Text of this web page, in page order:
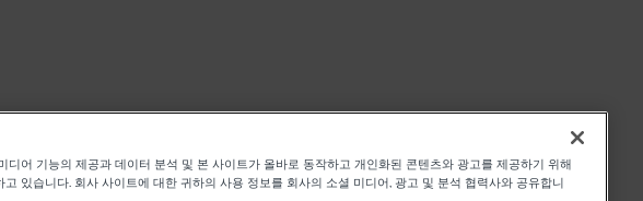
디어 기능의 제공과 데이터 분석 및 본 사이트가 올바로 동작하고 개인화된 콘텐츠와 광고를 제공하기 위해
고 있습니다. 회사 사이트에 대한 귀하의 사용 정보를 회사의 소셜 미디어, 광고 및 분석 협력사와 공유합니